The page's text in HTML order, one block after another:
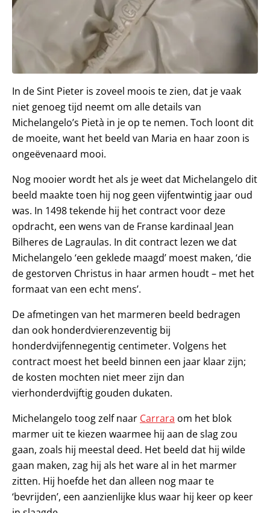
In de Sint Pieter is zoveel moois te zien, dat je vaak
niet genoeg tijd neemt om alle details van
Michelangelo’s Pietà in je op te nemen. Toch loont dit
de moeite, want het beeld van Maria en haar zoon is
ongeëvenaard mooi.
Nog mooier wordt het als je weet dat Michelangelo dit
beeld maakte toen hij nog geen vijfentwintig jaar oud
was. In 1498 tekende hij het contract voor deze
opdracht, een wens van de Franse kardinaal Jean
Bilheres de Lagraulas. In dit contract lezen we dat
Michelangelo ‘een geklede maagd’ moest maken, ‘die
de gestorven Christus in haar armen houdt – met het
formaat van een echt mens’.
De afmetingen van het marmeren beeld bedragen
dan ook honderdvierenzeventig bij
honderdvijfennegentig centimeter. Volgens het
contract moest het beeld binnen een jaar klaar zijn;
de kosten mochten niet meer zijn dan
vierhonderdvijftig gouden dukaten.
Michelangelo toog zelf naar Carrara om het blok
marmer uit te kiezen waarmee hij aan de slag zou
gaan, zoals hij meestal deed. Het beeld dat hij wilde
gaan maken, zag hij als het ware al in het marmer
zitten. Hij hoefde het dan alleen nog maar te
‘bevrijden’, een aanzienlijke klus waar hij keer op keer